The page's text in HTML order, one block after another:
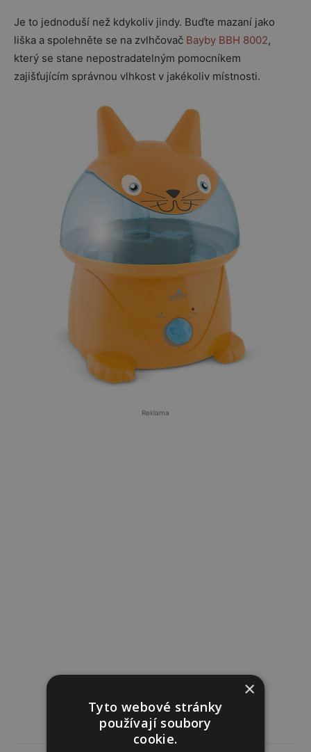
Je to jednoduší než kdykoliv jindy. Buďte mazaní jako
liška a spolehněte se na zvlhčovač Bayby BBH 8002,
který se stane nepostradatelným pomocníkem
zajišťujícím správnou vlhkost v jakékoliv místnosti.
Reklama
×
Tyto webové stránky
používají soubory
cookie.